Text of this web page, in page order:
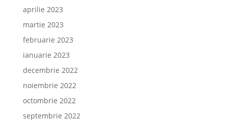
aprilie 2023
martie 2023
februarie 2023
ianuarie 2023
decembrie 2022
noiembrie 2022
octombrie 2022
septembrie 2022